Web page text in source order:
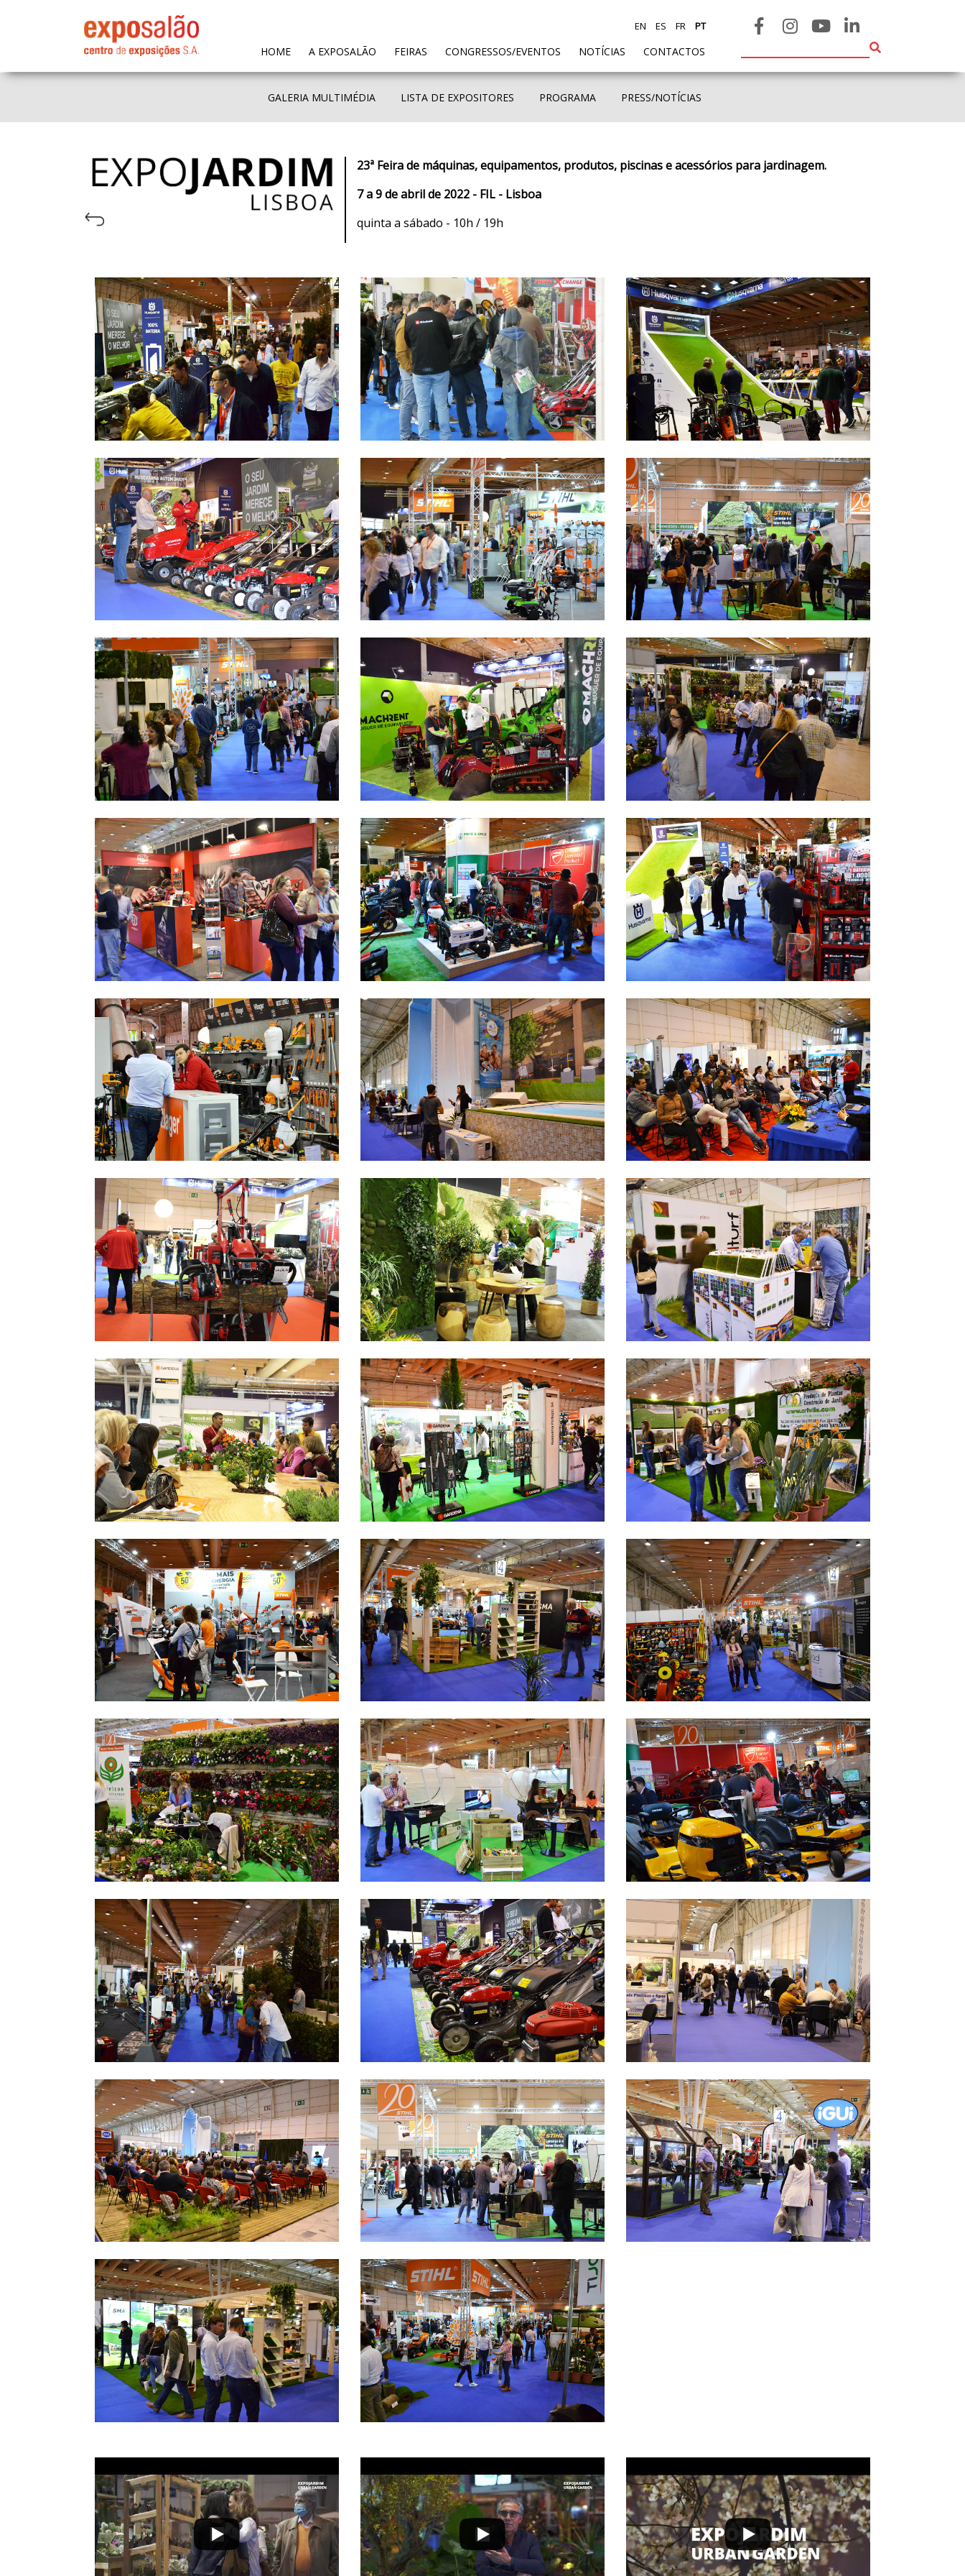
HOME(CURRENT)
A EXPOSALÃO FEIRAS CONGRESSOS/EVENTOS NOTÍCIAS CONTACTOS
EN ES FR PT
GALERIA MULTIMÉDIA LISTA DE EXPOSITORES PROGRAMA PRESS/NOTÍCIAS
23ª Feira de máquinas, equipamentos, produtos, piscinas e acessórios para jardinagem.
7 a 9 de abril de 2022 - FIL - Lisboa
quinta a sábado - 10h / 19h